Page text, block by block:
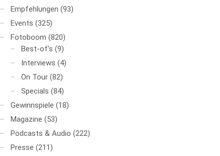
Empfehlungen (93)
Events (325)
Fotoboom (820)
Best-of's (9)
Interviews (4)
On Tour (82)
Specials (84)
Gewinnspiele (18)
Magazine (53)
Podcasts & Audio (222)
Presse (211)